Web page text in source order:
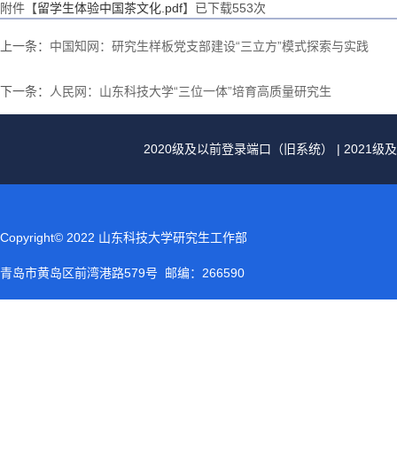
附件【留学生体验中国茶文化.pdf】已下载553次
上一条： 中国知网：研究生样板党支部建设“三立方”模式探索与实践
下一条： 人民网：山东科技大学“三位一体”培育高质量研究生
2020级及以前登录端口（旧系统） | 2021级
Copyright© 2022 山东科技大学研究生工作部
青岛市黄岛区前湾港路579号 邮编：266590